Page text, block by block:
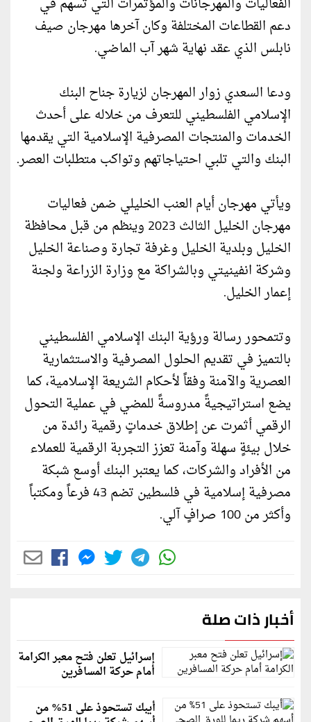
دعم القطاعات المختلفة وكان آخرها مهرجان صيف
نابلس الذي عقد نهاية شهر آب الماضي.
ودعا السعدي زوار المهرجان لزيارة جناح البنك
الإسلامي الفلسطيني للتعرف من خلاله على أحدث
الخدمات والمنتجات المصرفية الإسلامية التي يقدمها
البنك والتي تلبي احتياجاتهم وتواكب متطلبات العصر.
ويأتي مهرجان أيام العنب الخليلي ضمن فعاليات
مهرجان الخليل الثالث 2023 وينظم من قبل محافظة
الخليل وبلدية الخليل وغرفة تجارة وصناعة الخليل
وشركة انفينيتي وبالشراكة مع وزارة الزراعة ولجنة
إعمار الخليل.
وتتمحور رسالة ورؤية البنك الإسلامي الفلسطيني
بالتميز في تقديم الحلول المصرفية والاستثمارية
العصرية والآمنة وفقاً لأحكام الشريعة الإسلامية، كما
يضع استراتيجيةً مدروسةً للمضي في عملية التحول
الرقمي أثمرت عن إطلاق خدماتٍ رقمية رائدة من
خلال بيئةٍ سهلة وآمنة تعزز التجربة الرقمية للعملاء
من الأفراد والشركات، كما يعتبر البنك أوسع شبكة
مصرفية إسلامية في فلسطين تضم 43 فرعاً ومكتباً
وأكثر من 100 صرافٍ آلي.
أخبار ذات صلة
إسرائيل تعلن فتح معبر الكرامة
أمام حركة المسافرين
أيبك تستحوذ على 51% من